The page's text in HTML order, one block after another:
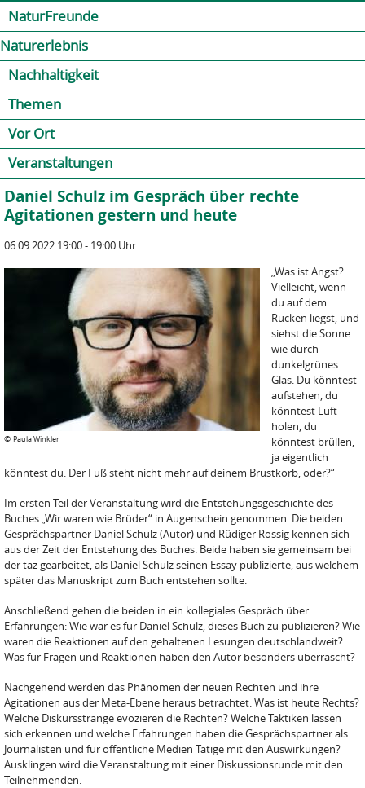
NaturFreunde
Naturerlebnis
Nachhaltigkeit
Themen
Vor Ort
Veranstaltungen
Daniel Schulz im Gespräch über rechte
Agitationen gestern und heute
06.09.2022 19:00 - 19:00 Uhr
© Paula Winkler
„Was ist Angst?
Vielleicht, wenn
du auf dem
Rücken liegst, und
siehst die Sonne
wie durch
dunkelgrünes
Glas. Du könntest
aufstehen, du
könntest Luft
holen, du
könntest brüllen,
ja eigentlich
könntest du. Der Fuß steht nicht mehr auf deinem Brustkorb, oder?“
Im ersten Teil der Veranstaltung wird die Entstehungsgeschichte des
Buches „Wir waren wie Brüder“ in Augenschein genommen. Die beiden
Gesprächspartner Daniel Schulz (Autor) und Rüdiger Rossig kennen sich
aus der Zeit der Entstehung des Buches. Beide haben sie gemeinsam bei
der taz gearbeitet, als Daniel Schulz seinen Essay publizierte, aus welchem
später das Manuskript zum Buch entstehen sollte.
Anschließend gehen die beiden in ein kollegiales Gespräch über
Erfahrungen: Wie war es für Daniel Schulz, dieses Buch zu publizieren? Wie
waren die Reaktionen auf den gehaltenen Lesungen deutschlandweit?
Was für Fragen und Reaktionen haben den Autor besonders überrascht?
Nachgehend werden das Phänomen der neuen Rechten und ihre
Agitationen aus der Meta-Ebene heraus betrachtet: Was ist heute Rechts?
Welche Diskursstränge evozieren die Rechten? Welche Taktiken lassen
sich erkennen und welche Erfahrungen haben die Gesprächspartner als
Journalisten und für öffentliche Medien Tätige mit den Auswirkungen?
Ausklingen wird die Veranstaltung mit einer Diskussionsrunde mit den
Teilnehmenden.